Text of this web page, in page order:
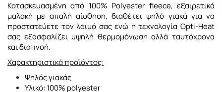
Κατασκευασμένη από 100% Polyester fleece, εξαιρετικά
μαλακή με απαλή αίσθηση, διαθέτει ψηλό γιακά για να
προστατεύετε τον λαιμό σας ενώ η τεχνολογία Opti-Heat
σας εξασφαλίζει υψηλή θερμομόνωση αλλά ταυτόχρονα
και διαπνοή.
Χαρακτηριστικά προϊόντος:
Ψηλός γιακάς
Υλικό: 100% polyester